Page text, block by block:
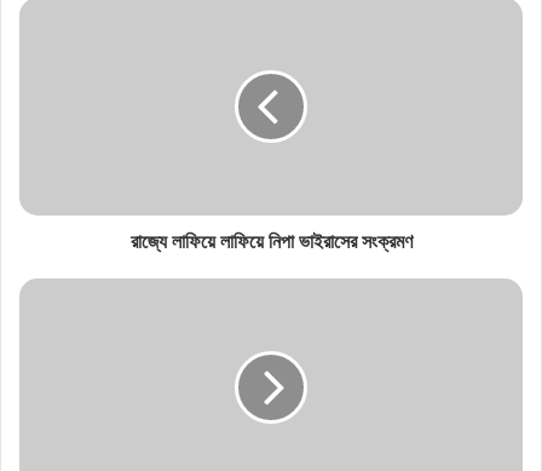
রাজ্যে লাফিয়ে লাফিয়ে নিপা ভাইরাসের সংক্রমণ